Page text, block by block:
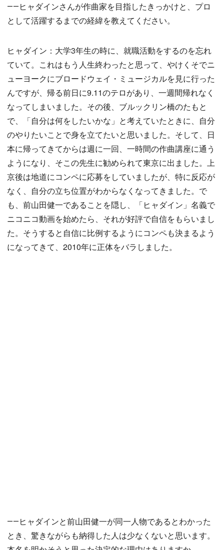
――ヒャダインさんが作曲家を目指したきっかけと、プロ
として活躍するまでの経緯を教えてください。
ヒャダイン：大学3年生の時に、就職活動をするのを忘れ
ていて。これはもう人生終わったと思って、やけくそでニ
ューヨークにブロードウェイ・ミュージカルを見に行った
んですが、帰る前日に9.11のテロがあり、一週間帰れなく
なってしまいました。その後、ブルックリン橋のたもと
で、「自分は何をしたいかな」と考えていたときに、自分
のやりたいことで身を立てたいと思いました。そして、日
本に帰ってきてからは週に一回、一時間の作曲講座に通う
ようになり、そこの先生に勧められて東京に出ました。上
京後は地道にコンペに応募をしていましたが、特に反応が
なく、自分の立ち位置がわからなくなってきました。で
も、前山田健一であることを隠し、「ヒャダイン」名義で
ニコニコ動画を始めたら、それが好評で自信をもらいまし
た。そうすると自信に比例するようにコンペも決まるよう
になってきて、2010年に正体をバラしました。
――ヒャダインと前山田健一が同一人物であるとわかった
とき、驚きながらも納得した人は少なくないと思います。